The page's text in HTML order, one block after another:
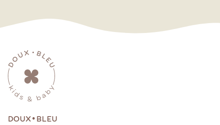
DOUX• BLEU